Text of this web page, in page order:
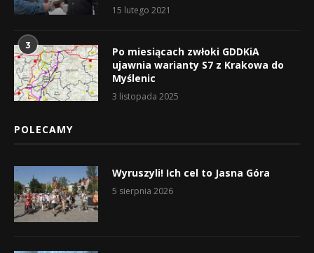
15 lutego 2021
3
Po miesiącach zwłoki GDDKiA
ujawnia warianty S7 z Krakowa do
Myślenic
3 listopada 2025
POLECAMY
Wyruszyli! Ich cel to Jasna Góra
5 sierpnia 2026